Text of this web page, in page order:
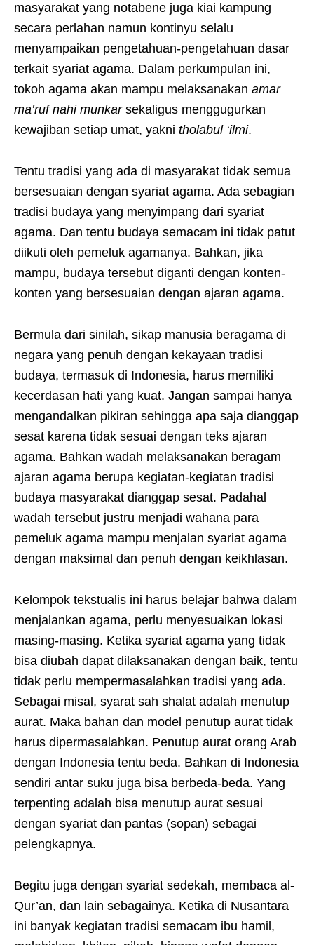
masyarakat yang notabene juga kiai kampung
secara perlahan namun kontinyu selalu
menyampaikan pengetahuan-pengetahuan dasar
terkait syariat agama. Dalam perkumpulan ini,
tokoh agama akan mampu melaksanakan amar
ma’ruf nahi munkarsekaligus menggugurkan
kewajiban setiap umat, yakni tholabul ‘ilmi.
Tentu tradisi yang ada di masyarakat tidak semua
bersesuaian dengan syariat agama. Ada sebagian
tradisi budaya yang menyimpang dari syariat
agama. Dan tentu budaya semacam ini tidak patut
diikuti oleh pemeluk agamanya. Bahkan, jika
mampu, budaya tersebut diganti dengan konten-
konten yang bersesuaian dengan ajaran agama.
Bermula dari sinilah, sikap manusia beragama di
negara yang penuh dengan kekayaan tradisi
budaya, termasuk di Indonesia, harus memiliki
kecerdasan hati yang kuat. Jangan sampai hanya
mengandalkan pikiran sehingga apa saja dianggap
sesat karena tidak sesuai dengan teks ajaran
agama. Bahkan wadah melaksanakan beragam
ajaran agama berupa kegiatan-kegiatan tradisi
budaya masyarakat dianggap sesat. Padahal
wadah tersebut justru menjadi wahana para
pemeluk agama mampu menjalan syariat agama
dengan maksimal dan penuh dengan keikhlasan.
Kelompok tekstualis ini harus belajar bahwa dalam
menjalankan agama, perlu menyesuaikan lokasi
masing-masing. Ketika syariat agama yang tidak
bisa diubah dapat dilaksanakan dengan baik, tentu
tidak perlu mempermasalahkan tradisi yang ada.
Sebagai misal, syarat sah shalat adalah menutup
aurat. Maka bahan dan model penutup aurat tidak
harus dipermasalahkan. Penutup aurat orang Arab
dengan Indonesia tentu beda. Bahkan di Indonesia
sendiri antar suku juga bisa berbeda-beda. Yang
terpenting adalah bisa menutup aurat sesuai
dengan syariat dan pantas (sopan) sebagai
pelengkapnya.
Begitu juga dengan syariat sedekah, membaca al-
Qur’an, dan lain sebagainya. Ketika di Nusantara
ini banyak kegiatan tradisi semacam ibu hamil,